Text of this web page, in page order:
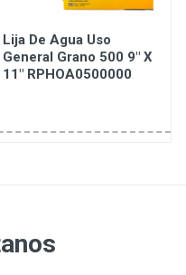
Lija De Agua Uso
General Grano 500 9" X
11" RPHOA0500000